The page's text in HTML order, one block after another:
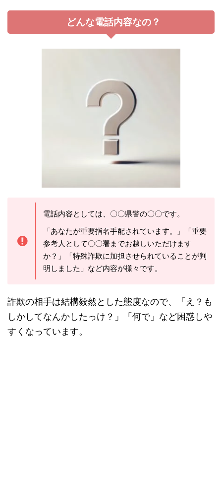
どんな電話内容なの？
電話内容としては、〇〇県警の〇〇です。
「あなたが重要指名手配されています。」「重要
参考人として〇〇署までお越しいただけます
か？」「特殊詐欺に加担させられていることが判
明しました」など内容が様々です。
詐欺の相手は結構毅然とした態度なので、「え？も
しかしてなんかしたっけ？」「何で」など困惑しや
すくなっています。